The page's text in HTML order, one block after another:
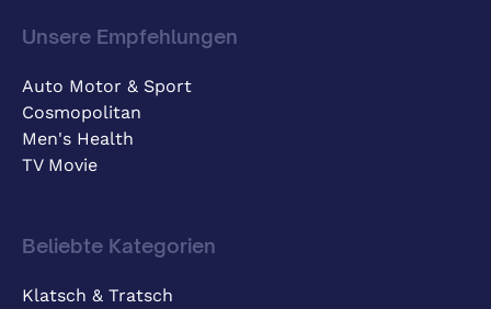
Unsere Empfehlungen
Auto Motor & Sport
Cosmopolitan
Men's Health
TV Movie
Beliebte Kategorien
Klatsch & Tratsch